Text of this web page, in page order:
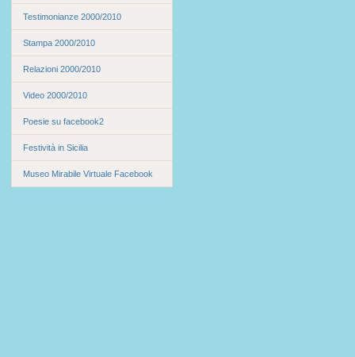
Testimonianze 2000/2010
Stampa 2000/2010
Relazioni 2000/2010
Video 2000/2010
Poesie su facebook2
Festività in Sicilia
Museo Mirabile Virtuale Facebook